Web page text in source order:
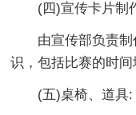
(四)宣传卡片制
由宣传部负责制
识，包括比赛的时间
(五)桌椅、道具: